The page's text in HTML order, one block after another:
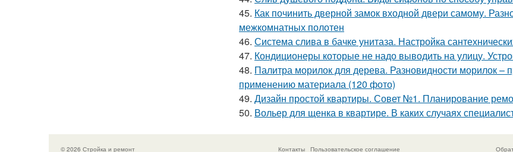
45. Как починить дверной замок входной двери самому.
межкомнатных полотен
46. Система слива в бачке унитаза. Настройка
47. Кондиционеры которые не надо выводить на улицу.
48. Палитра морилок для дерева. Разновидности морилок –
применению материала (120 фото)
49. Дизайн простой квартиры. Совет №1. Планирование
50. Вольер для щенка в квартире. В каких случаях
© 2026 Стройка и ремонт Контакты Пользовательское соглашение